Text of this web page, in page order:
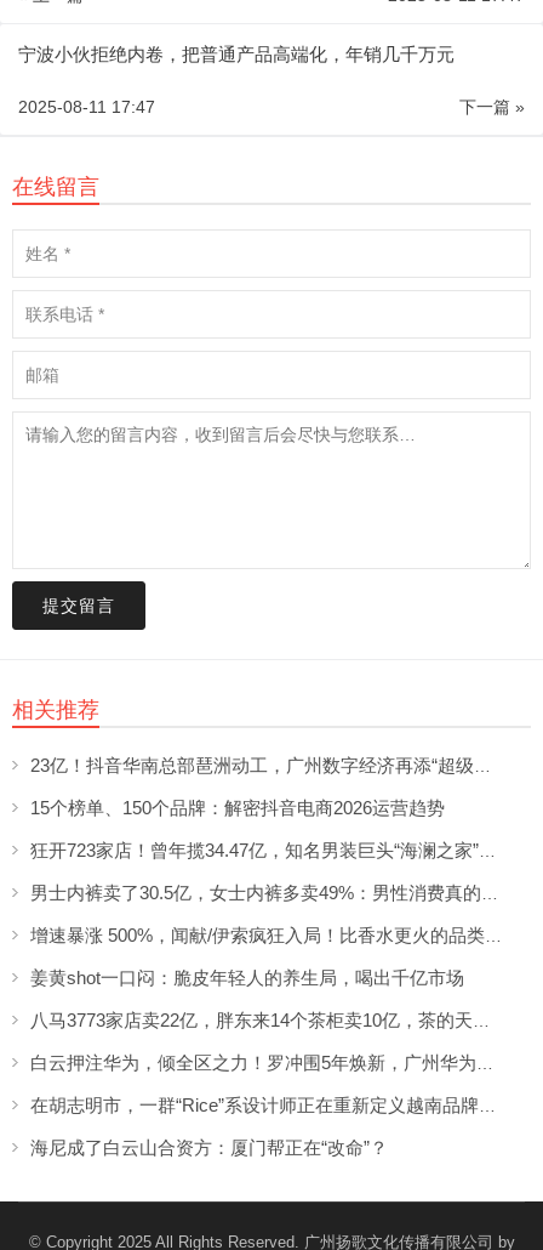
宁波小伙拒绝内卷，把普通产品高端化，年销几千万元
下一篇 »
2025-08-11 17:47
在线留言
提交留言
相关推荐
15个榜单、150个品牌：解密抖音电商2026运营趋势
姜黄shot一口闷：脆皮年轻人的养生局，喝出千亿市场
海尼成了白云山合资方：厦门帮正在“改命”？
© Copyright 2025 All Rights Reserved. 广州扬歌文化传播有限公司 by